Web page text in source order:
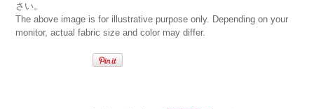
さい。
The above image is for illustrative purpose only. Depending on your
monitor, actual fabric size and color may differ.